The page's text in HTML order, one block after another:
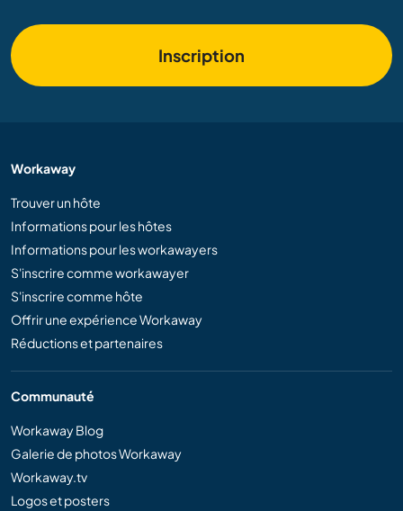
Inscription
Workaway
Trouver un hôte
Informations pour les hôtes
Informations pour les workawayers
S'inscrire comme workawayer
S'inscrire comme hôte
Offrir une expérience Workaway
Réductions et partenaires
Communauté
Workaway Blog
Galerie de photos Workaway
Workaway.tv
Logos et posters